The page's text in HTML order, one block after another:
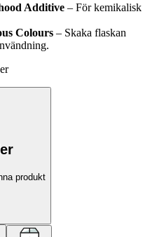
Additive – För kemikalisk
Colours – Skaka flaskan
produkt